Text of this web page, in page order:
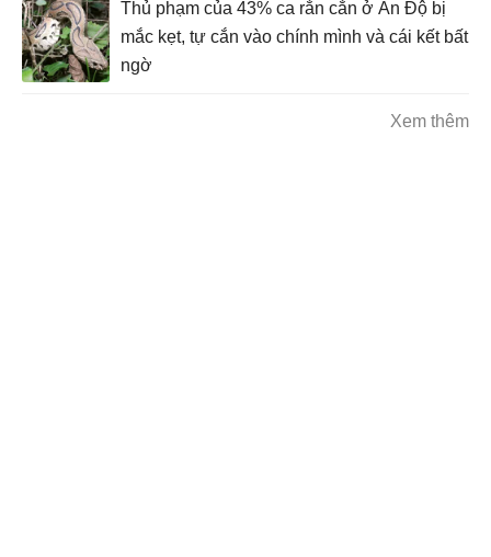
Thủ phạm của 43% ca rắn cắn ở Ấn Độ bị
mắc kẹt, tự cắn vào chính mình và cái kết bất
ngờ
Xem thêm